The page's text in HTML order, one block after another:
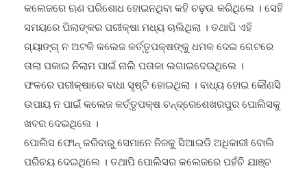
କଲେଜରେ ଋଣ ପରିଶୋଧ ହୋଇନଥିବା କହି ଚଢ଼ଉ କରିଥିଲେ । ସେହି
ସମୟରେ ପିଲାଙ୍କର ପରୀକ୍ଷା ମଧ୍ୟ ଚାଲିଥିଲା । ତଥାପି ଏହି
ଗ୍ୟାଙ୍ଗ୍ ନ ଅଟକି କଲେଜ କର୍ତ୍ତୃପକ୍ଷଙ୍କୁ ଧମକ ଦେଇ ଗେଟରେ
ତାଲା ପକାଇ ନିଲାମ ପାଇଁ ନାଲି ପତାକା ଲଗାଇଦେଇଥିଲେ ।
ଫଳରେ ପରୀକ୍ଷାରେ ବାଧା ସୃଷ୍ଟି ହୋଇଥିଲା । ବାଧ୍ୟ ହୋଇ କୌଣସି
ଉପାୟ ନ ପାଇଁ କଲେଜ କର୍ତ୍ତୃପକ୍ଷ ଚନ୍ଦ୍ରେଶେଖରପୁର ପୋଲିସକୁ
ଖବର ଦେଇଥିଲେ ।
ପୋଲିସ ଫୋନ୍ କରିବାରୁ ସେମାନେ ନିଜକୁ ସିଆଇଡି ଅଧିକାରୀ ବୋଲି
ପରିଚୟ ଦେଇଥିଲେ । ତଥାପି ପୋଲିସର କଲେଜରେ ପହଁଚି ଯାଞ୍ଚ